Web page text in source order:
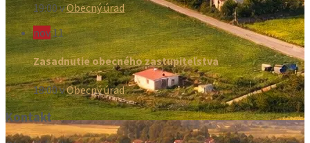
19:00vObecný úrad
nov11
Zasadnutie obecného zastupiteľstva
18:00vObecný úrad
Kontakt